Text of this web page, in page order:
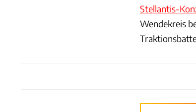
Stellantis-
Wendekreis